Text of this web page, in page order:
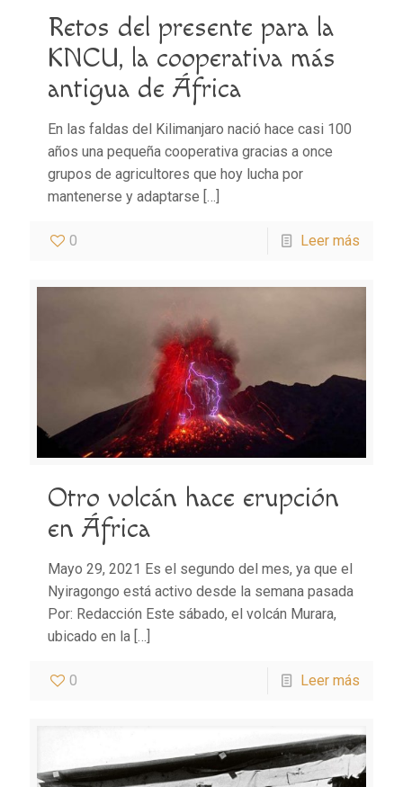
Retos del presente para la
KNCU, la cooperativa más
antigua de África
En las faldas del Kilimanjaro nació hace casi 100
años una pequeña cooperativa gracias a once
grupos de agricultores que hoy lucha por
mantenerse y adaptarse […]
0 Leer más
Otro volcán hace erupción
en África
Mayo 29, 2021 Es el segundo del mes, ya que el
Nyiragongo está activo desde la semana pasada
Por: Redacción Este sábado, el volcán Murara,
ubicado en la […]
0 Leer más